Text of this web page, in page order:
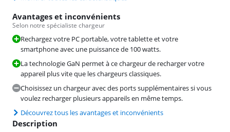
Avantages et inconvénients
Selon notre spécialiste chargeur
Rechargez votre PC portable, votre tablette et votre
smartphone avec une puissance de 100 watts.
La technologie GaN permet à ce chargeur de recharger votre
appareil plus vite que les chargeurs classiques.
Choisissez un chargeur avec des ports supplémentaires si vous
voulez recharger plusieurs appareils en même temps.
Découvrez tous les avantages et inconvénients
Description